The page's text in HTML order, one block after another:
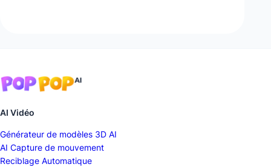
AI Vidéo
Générateur de modèles 3D AI
AI Capture de mouvement
Reciblage Automatique